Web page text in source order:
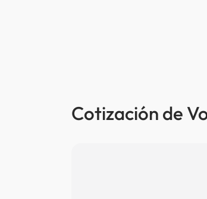
Cotización de